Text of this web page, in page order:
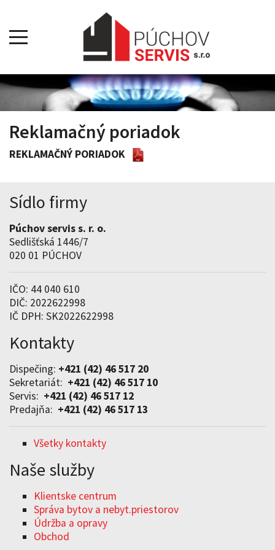
Reklamačný poriadok
REKLAMAČNÝ PORIADOK
Sídlo firmy
Púchov servis s. r. o.
Sedlišťská 1446/7
020 01 PÚCHOV
IČO: 44 040 610
DIČ: 2022622998
IČ DPH: SK2022622998
Kontakty
Dispečing: +421 (42) 46 517 20
Sekretariát: +421 (42) 46 517 10
Servis: +421 (42) 46 517 12
Predajňa: +421 (42) 46 517 13
Všetky kontakty
Naše služby
Klientske centrum
Správa bytov a nebyt.priestorov
Údržba a opravy
Obchod